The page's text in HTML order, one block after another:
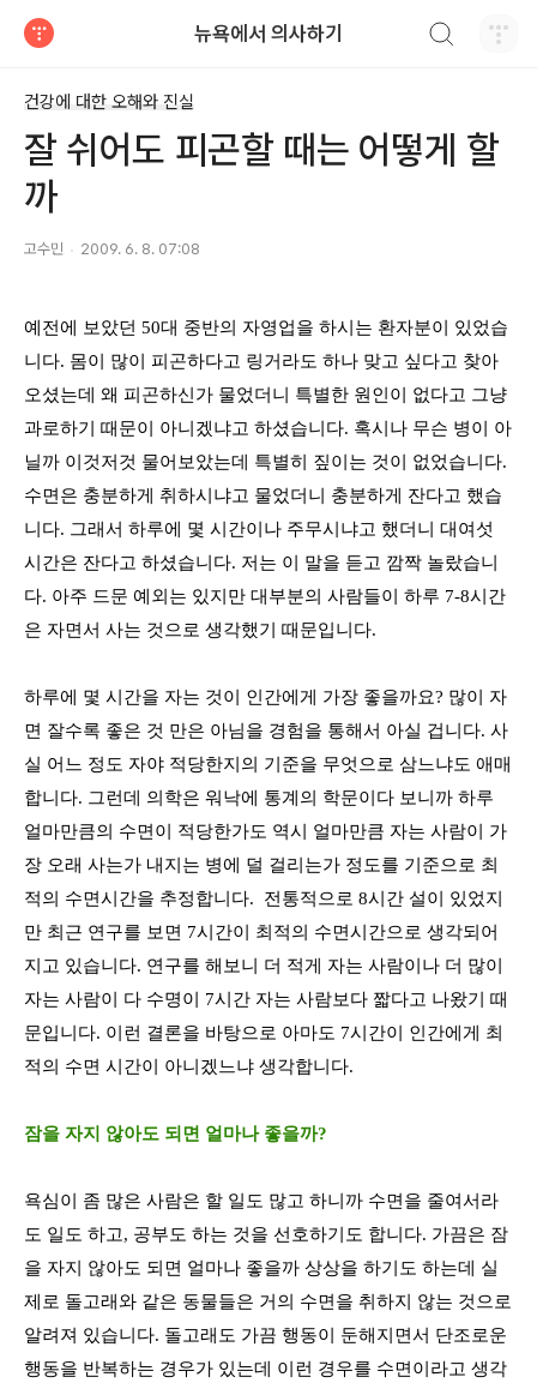
뉴욕에서 의사하기
건강에 대한 오해와 진실
잘 쉬어도 피곤할 때는 어떻게 할
까
고수민 2009. 6. 8. 07:08
예전에 보았던 50대 중반의 자영업을 하시는 환자분이 있었습
니다. 몸이 많이 피곤하다고 링거라도 하나 맞고 싶다고 찾아
오셨는데 왜 피곤하신가 물었더니 특별한 원인이 없다고 그냥
과로하기 때문이 아니겠냐고 하셨습니다. 혹시나 무슨 병이 아
닐까 이것저것 물어보았는데 특별히 짚이는 것이 없었습니다.
수면은 충분하게 취하시냐고 물었더니 충분하게 잔다고 했습
니다. 그래서 하루에 몇 시간이나 주무시냐고 했더니 대여섯
시간은 잔다고 하셨습니다. 저는 이 말을 듣고 깜짝 놀랐습니
다. 아주 드문 예외는 있지만 대부분의 사람들이 하루 7-8시간
은 자면서 사는 것으로 생각했기 때문입니다.
하루에 몇 시간을 자는 것이 인간에게 가장 좋을까요? 많이 자
면 잘수록 좋은 것 만은 아님을 경험을 통해서 아실 겁니다. 사
실 어느 정도 자야 적당한지의 기준을 무엇으로 삼느냐도 애매
합니다. 그런데 의학은 워낙에 통계의 학문이다 보니까 하루
얼마만큼의 수면이 적당한가도 역시 얼마만큼 자는 사람이 가
장 오래 사는가 내지는 병에 덜 걸리는가 정도를 기준으로 최
적의 수면시간을 추정합니다. 전통적으로 8시간 설이 있었지
만 최근 연구를 보면 7시간이 최적의 수면시간으로 생각되어
지고 있습니다. 연구를 해보니 더 적게 자는 사람이나 더 많이
자는 사람이 다 수명이
7시간 자는 사람보다 짧다고 나왔기 때
문입니다. 이런 결론을 바탕으로 아마도 7시간이 인간에게 최
적의 수면 시간이 아니겠느냐 생각합니다.
잠을 자지 않아도 되면 얼마나 좋을까?
욕심이 좀 많은 사람은 할 일도 많고 하니까 수면을 줄여서라
도 일도 하고, 공부도 하는 것을 선호하기도 합니다. 가끔은 잠
을 자지 않아도 되면 얼마나 좋을까 상상을 하기도 하는데 실
제로 돌고래와 같은 동물들은 거의 수면을 취하지 않는 것으로
알려져 있습니다. 돌고래도 가끔 행동이 둔해지면서 단조로운
행동을 반복하는 경우가 있는데 이런 경우를 수면이라고 생각